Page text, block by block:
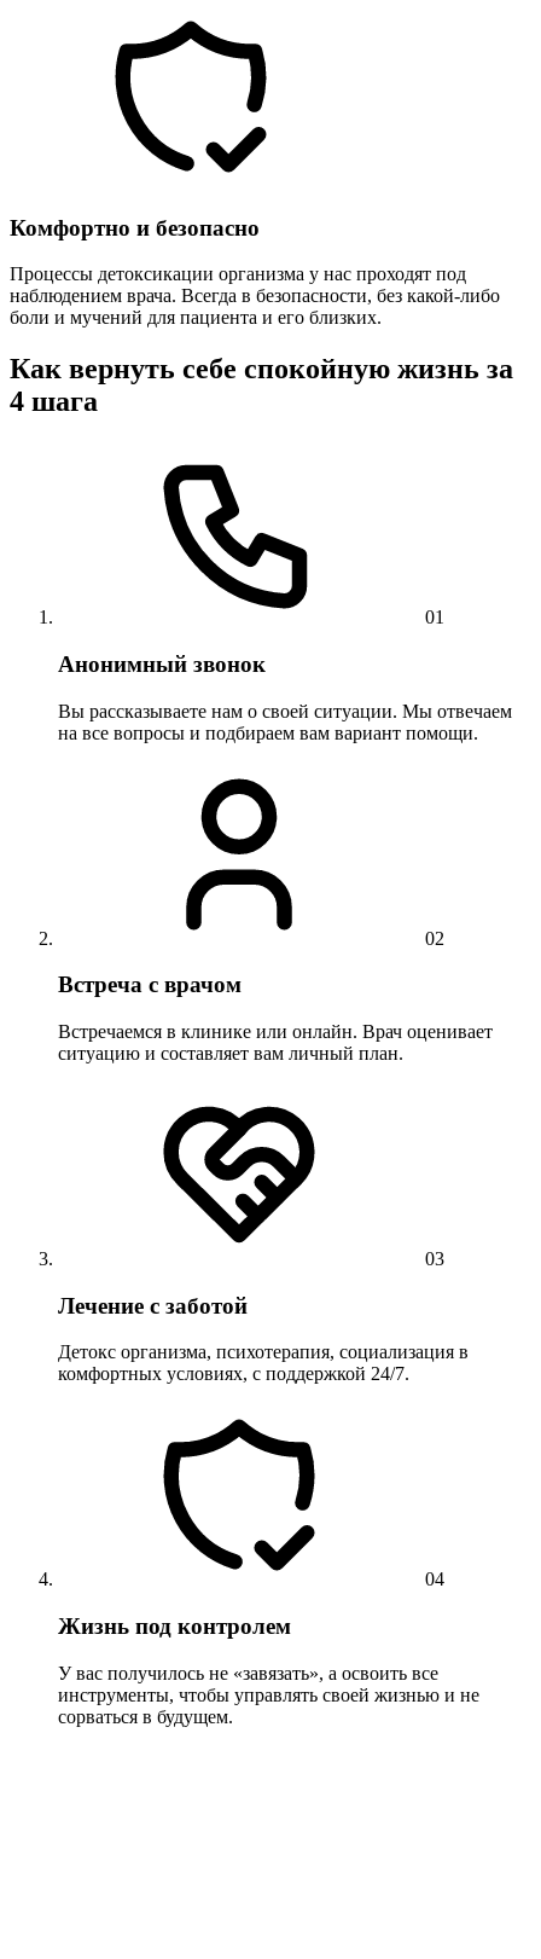
Комфортно и безопасно
Процессы детоксикации организма у нас проходят под
наблюдением врача. Всегда в безопасности, без какой-либо
боли и мучений для пациента и его близких.
Как вернуть себе спокойную жизнь за
4 шага
01
Анонимный звонок
Вы рассказываете нам о своей ситуации. Мы отвечаем
на все вопросы и подбираем вам вариант помощи.
02
Встреча с врачом
Встречаемся в клинике или онлайн. Врач оценивает
ситуацию и составляет вам личный план.
03
Лечение с заботой
Детокс организма, психотерапия, социализация в
комфортных условиях, с поддержкой 24/7.
04
Жизнь под контролем
У вас получилось не «завязать», а освоить все
инструменты, чтобы управлять своей жизнью и не
сорваться в будущем.